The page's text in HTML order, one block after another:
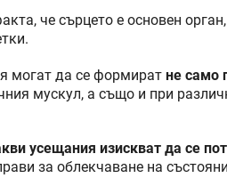
че сърцето е основен
могат да се формират не само
мускул, а също и при
усещания изискват да се
за облекчаване на